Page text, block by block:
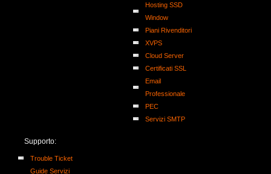
Hosting SSD
Window
Piani Rivenditori
XVPS
Cloud Server
Certificati SSL
Email
Professionale
PEC
Servizi SMTP
Supporto:
Trouble Ticket
Guide Servizi